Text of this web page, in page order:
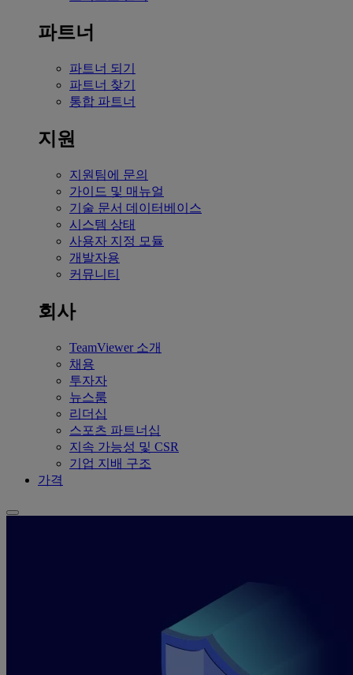
파트너
파트너 되기
파트너 찾기
통합 파트너
지원
지원팀에 문의
가이드 및 매뉴얼
기술 문서 데이터베이스
시스템 상태
사용자 지정 모듈
개발자용
커뮤니티
회사
TeamViewer 소개
채용
투자자
뉴스룸
리더십
스포츠 파트너십
지속 가능성 및 CSR
기업 지배 구조
가격